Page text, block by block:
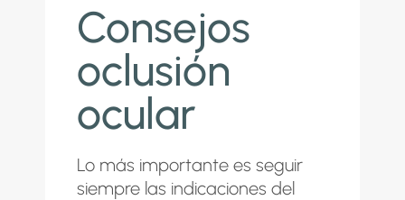
Consejos
oclusión
ocular
Lo más importante es seguir
siempre las indicaciones del